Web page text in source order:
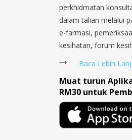
perkhidmatan
dalam talian melalui
e-farmasi,
kesihatan, forum
Baca Lebih
Muat turun
RM30 untuk